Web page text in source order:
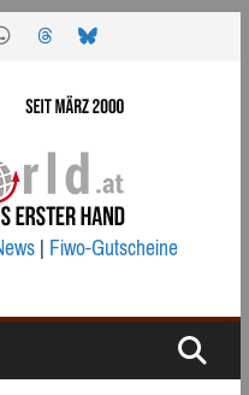
|Fiwo-Gutscheine